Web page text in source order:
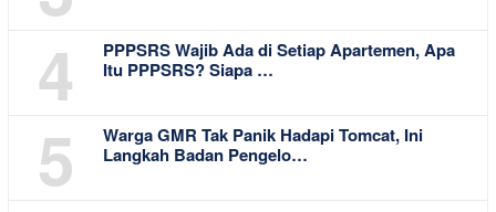
4
PPPSRS Wajib Ada di Setiap Apartemen, Apa
Itu PPPSRS? Siapa …
5
Warga GMR Tak Panik Hadapi Tomcat, Ini
Langkah Badan Pengelo…